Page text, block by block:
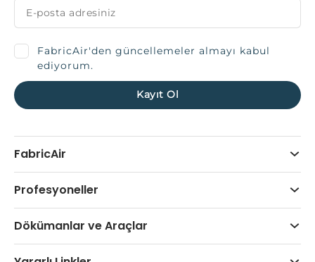
FabricAir
Profesyoneller
Dökümanlar ve Araçlar
FabricAir'den güncellemeler almayı kabul
ediyorum.